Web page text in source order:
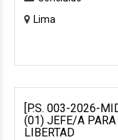
Lima
[P.S. 003-2026-
(01) JEFE/A
LIBERTAD